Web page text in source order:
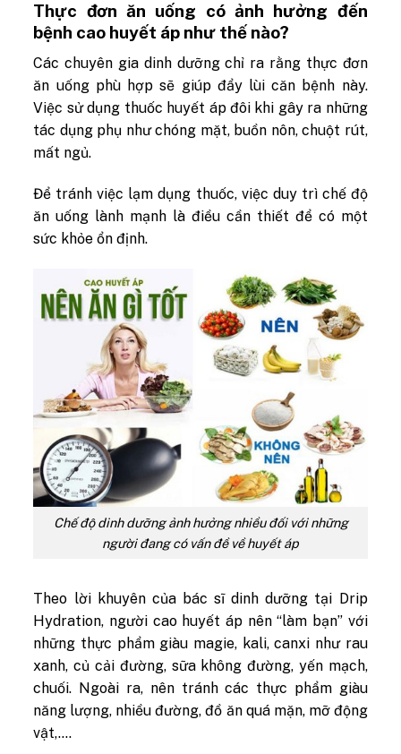
Thực đơn ăn uống có ảnh hưởng đến
bệnh cao huyết áp như thế nào?
Các chuyên gia dinh dưỡng chỉ ra rằng thực đơn
ăn uống phù hợp sẽ giúp đẩy lùi căn bệnh này.
Việc sử dụng thuốc huyết áp đôi khi gây ra những
tác dụng phụ như chóng mặt, buồn nôn, chuột rút,
mất ngủ.
Để tránh việc lạm dụng thuốc, việc duy trì chế độ
ăn uống lành mạnh là điều cần thiết để có một
sức khỏe ổn định.
Chế độ dinh dưỡng ảnh hưởng nhiều đối với những
người đang có vấn đề về huyết áp
Theo lời khuyên của bác sĩ dinh dưỡng tại Drip
Hydration, người cao huyết áp nên “làm bạn” với
những thực phẩm giàu magie, kali, canxi như rau
xanh, củ cải đường, sữa không đường, yến mạch,
chuối. Ngoài ra, nên tránh các thực phẩm giàu
năng lượng, nhiều đường, đồ ăn quá mặn, mỡ động
vật,….